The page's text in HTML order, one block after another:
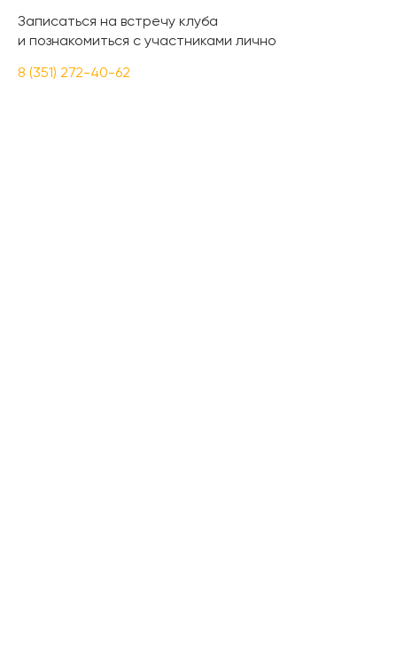
Записаться на встречу клуба
и познакомиться с участниками лично
8 (351) 272-40-62